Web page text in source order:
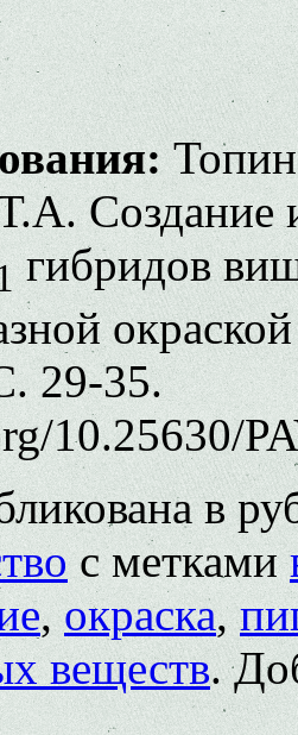
Создание
гибридов
29-35.
10.25630/
в
с метками
,окраска,
веществ.